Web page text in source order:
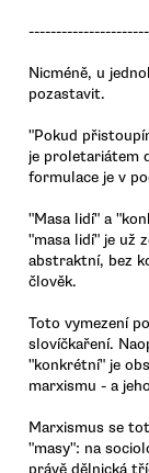
Nicméně, u
pozastavit.
"Pokud
je proletariátem
formulace je v
"Masa lidí" a
"masa lidí" je už
abstraktní, bez
člověk.
Toto vymezení
slovíčkaření.
"konkrétní" je
marxismu - a
Marxismus se
"masy": na
právě dělnická